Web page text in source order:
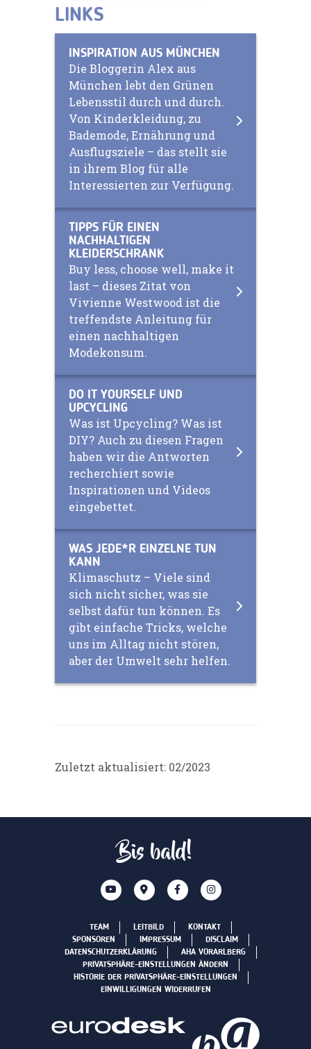
LINKS
INSPIRATION AUS MÜNCHEN
Die Bloggerin Alex aus
München lebt den Grünen
Lebensstil durch und durch.
Von Kinderkleidung, zu
Bademode, Ernährung und
Ausflugsziele – das stellt sie
in ihrem Blog für alle
Interessierten zur Verfügung.
TIPPS FÜR EINEN
NACHHALTIGEN
KLEIDERSCHRANK
Buy less, choose well, make it
last – dieses Zitat von
Vivienne Westwood ist die
treffendste Anleitung für
einen nachhaltigen
Modekonsum.
DO IT YOURSELF UND
UPCYCLING
Was ist Upcycling? Was ist
DIY? Auch zu diesen Fragen
haben wir die Antworten
recherchiert sowie
Inspirationen und Videos
eingebettet.
WAS JEDE*R EINZELNE TUN
KANN
Klimaschutz – Viele sind
sich nicht sicher, was sie
selbst dafür tun können. Es
gibt einfache Tricks, welche
uns im Alltag nicht stören,
aber der Umwelt sehr helfen.
Zuletzt aktualisiert: 02/2023
Bis bald!
TEAM LEITBILD
KONTAKT
SPONSOREN
IMPRESSUM
DISCLAIM
DATENSCHUTZERKLÄRUNG
AHA VORARLBERG
PRIVATSPHÄRE-EINSTELLUNGEN ÄNDERN
HISTORIE DER PRIVATSPHÄRE-EINSTELLUNGEN
EINWILLIGUNGEN WIDERRUFEN